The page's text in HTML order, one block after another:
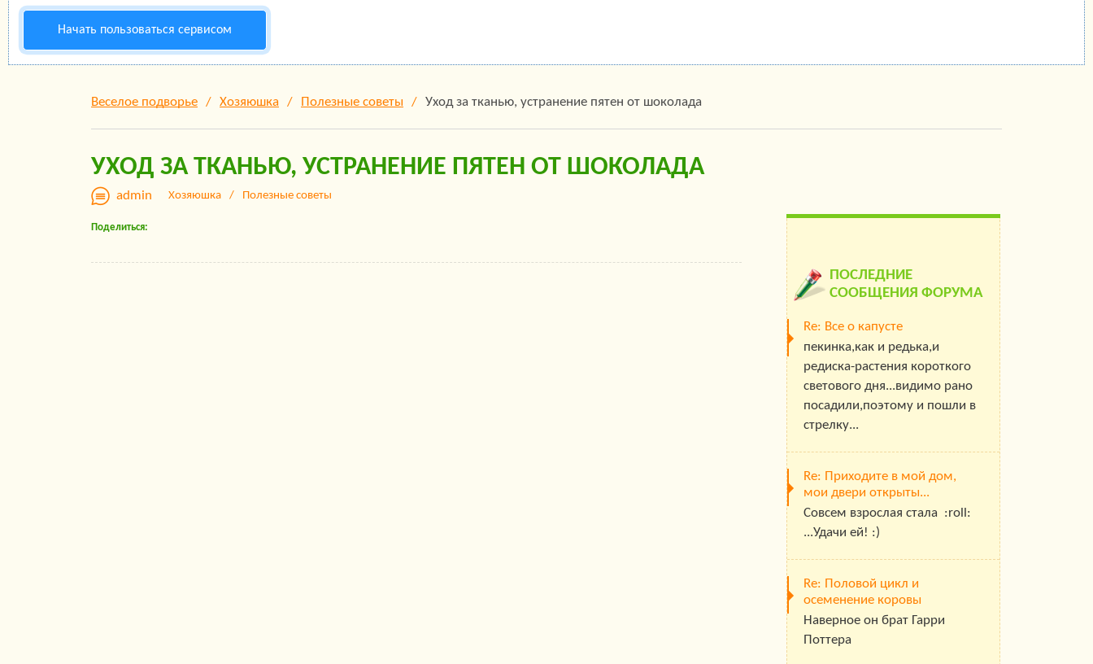
Начать пользоваться сервисом
Веселое подворье Хозяюшка Полезные советы Уход за тканью, устранение пятен от шоколада
УХОД ЗА ТКАНЬЮ, УСТРАНЕНИЕ ПЯТЕН ОТ ШОКОЛАДА
admin Хозяюшка Полезные советы
Поделиться:
ПОСЛЕДНИЕ
СООБЩЕНИЯ ФОРУМА
Re: Все о капусте
пекинка,как и редька,и
редиска-растения короткого
светового дня...видимо рано
посадили,поэтому и пошли в
стрелку...
Re: Приходите в мой дом,
мои двери открыты...
Совсем взрослая стала :roll:
...Удачи ей! :)
Re: Половой цикл и
осеменение коровы
Наверное он брат Гарри
Поттера